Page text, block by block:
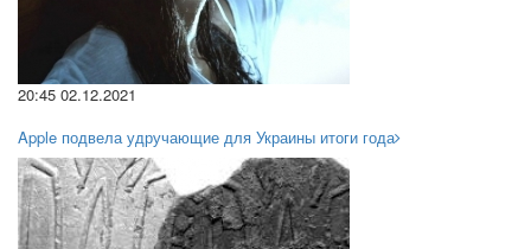
20:45 02.12.2021
Apple подвела удручающие для Украины итоги года